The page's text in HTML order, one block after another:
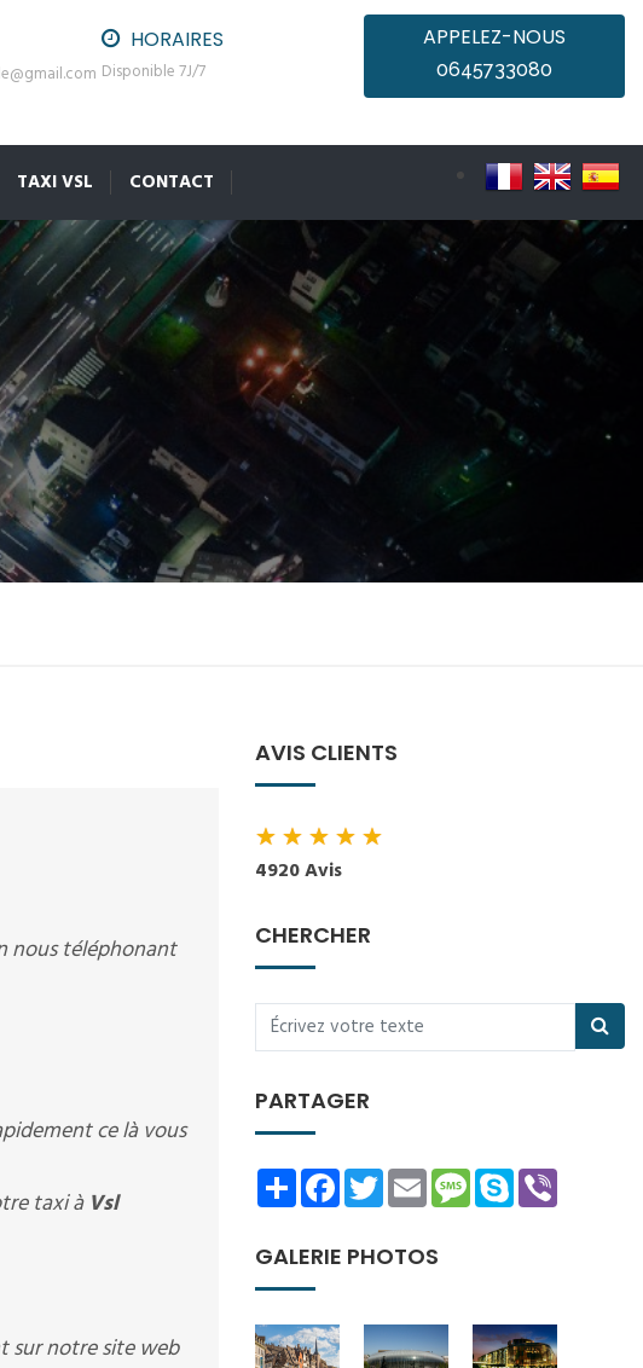
HORAIRES
Disponible 7J/7
APPELEZ-NOUS
0645733080
TAXI VSL CONTACT
nous téléphonant
ce là vous
taxi à Vsl
sur notre site web
AVIS CLIENTS
★★★★★
4920 Avis
CHERCHER
PARTAGER
ShareFacebookTwitterEmailMessage
Skype
GALERIE PHOTOS